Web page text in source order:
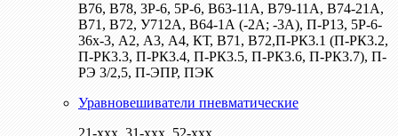
В76, В78, 3Р-6, 5Р-6, В63-11А, В79-11А, В74-21А,
В71, В72, У712А, В64-1А (-2А; -3А), П-Р13, 5Р-6-
36х-3, А2, А3, А4, КТ, В71, В72,П-РК3.1 (П-РК3.2,
П-РК3.3, П-РК3.4, П-РК3.5, П-РК3.6, П-РК3.7), П-
РЭ 3/2,5, П-ЭПР, ПЭК
Уравновешиватели пневматические
21-ххх, 31-ххх, 52-ххх